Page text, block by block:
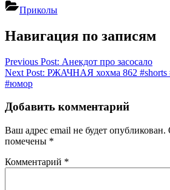
Приколы
Навигация по записям
Previous Post: Анекдот про засосало
Next Post: РЖАЧНАЯ хохма 862 #shorts
#юмор
Добавить комментарий
Ваш адрес email не будет опубликован.
помечены *
Комментарий *